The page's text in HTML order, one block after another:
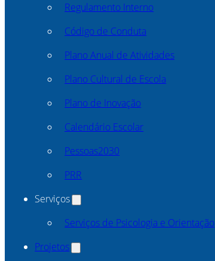
Regulamento Interno
Código de Conduta
Plano Anual de Atividades
Plano Cultural de Escola
Plano de Inovação
Calendário Escolar
Pessoas2030
PRR
Serviços
Serviços de Psicologia e Orientação
Projetos